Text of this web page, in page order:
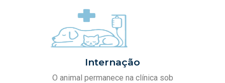
Internação
O animal permanece na clínica sob